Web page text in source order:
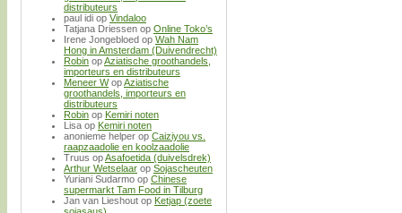
distributeurs
paul idi op Vindaloo
Tatjana Driessen op Online Toko’s
Irene Jongebloed op Wah Nam
Hong in Amsterdam (Duivendrecht)
Robin opAziatische groothandels,
importeurs en distributeurs
Meneer WopAziatische
groothandels, importeurs en
distributeurs
Robin op Kemiri noten
Lisa op Kemiri noten
anonieme helper op Caiziyou vs.
raapzaadolie en koolzaadolie
Truus opAsafoetida (duivelsdrek)
Arthur Wetselaar op Sojascheuten
Yuriani Sudarmo op Chinese
supermarkt Tam Food in Tilburg
Jan van Lieshout op Ketjap (zoete